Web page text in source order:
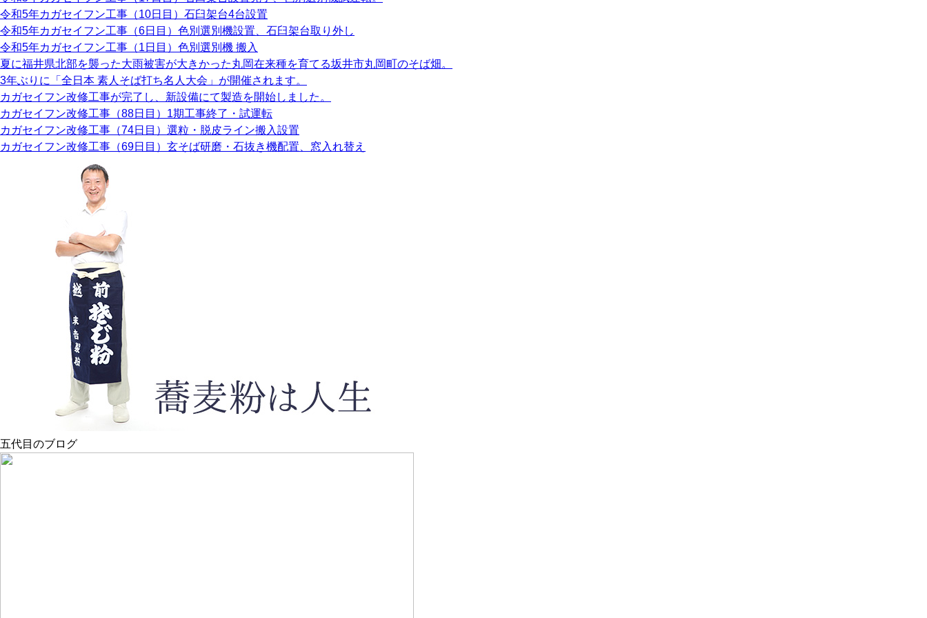
令和5年カガセイフン工事（10日目）石臼架台4台設置
令和5年カガセイフン工事（6日目）色別選別機設置、石臼架台取り外し
令和5年カガセイフン工事（1日目）色別選別機 搬入
夏に福井県北部を襲った大雨被害が大きかった丸岡在来種を育てる坂井市丸岡町のそば畑。
3年ぶりに「全日本 素人そば打ち名人大会」が開催されます。
カガセイフン改修工事が完了し、新設備にて製造を開始しました。
カガセイフン改修工事（88日目）1期工事終了・試運転
カガセイフン改修工事（74日目）選粒・脱皮ライン搬入設置
カガセイフン改修工事（69日目）玄そば研磨・石抜き機配置、窓入れ替え
五代目のブログ